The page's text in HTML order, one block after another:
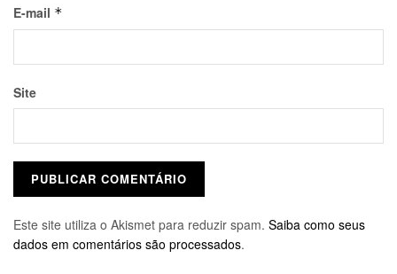
E-mail *
Site
Este site utiliza o Akismet para reduzir spam. Saiba como seus
dados em comentários são processados.